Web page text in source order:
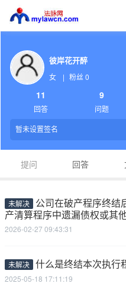
彼岸花开醉
女 | 粉丝 0
11
回答
9
问题
暂未设置签名
提问 回答
未解决
公司在破产程序终结
产清算程序中遗漏债权或其
2026-02-27 09:43:31
未解决 什么是终结本次执行
2025-05-18 17:11:19